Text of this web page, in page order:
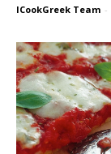
ICookGreek Team -